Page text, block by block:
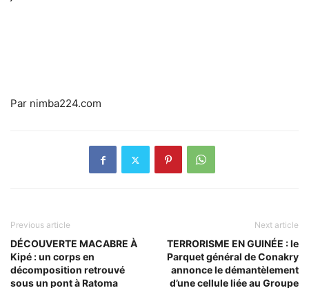
Par nimba224.com
Previous article
DÉCOUVERTE MACABRE À
Kipé : un corps en
décomposition retrouvé
sous un pont à Ratoma
Next article
TERRORISME EN GUINÉE : le
Parquet général de Conakry
annonce le démantèlement
d’une cellule liée au Groupe